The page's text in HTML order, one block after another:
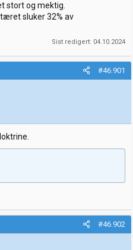
stort og mektig.
sluker 32% av
Sist redigert: 04.10.2024
#46.901
#46.902